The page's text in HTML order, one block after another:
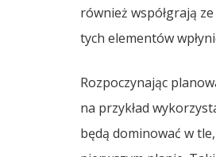
również współgrają
tych elementów
Rozpoczynając
na przykład
będą dominować w